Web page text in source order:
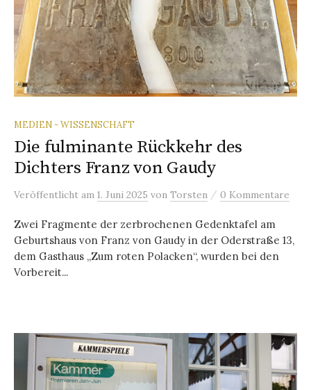
MEDIEN - WISSENSCHAFT
Die fulminante Rückkehr des
Dichters Franz von Gaudy
Veröffentlicht am 1. Juni 2025 von Torsten / 0 Kommentare
Zwei Fragmente der zerbrochenen Gedenktafel am
Geburtshaus von Franz von Gaudy in der Oderstraße 13,
dem Gasthaus „Zum roten Polacken“, wurden bei den
Vorbereit...